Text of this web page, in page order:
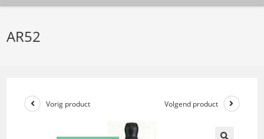
AR52
Vorig product Volgend product